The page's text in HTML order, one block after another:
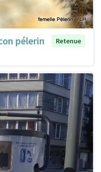
pélerin
Retenue